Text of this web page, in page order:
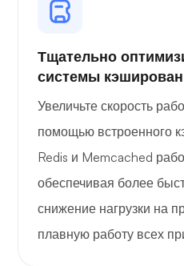
Графана
Тщательно
системы
Увеличьте скорость
помощью встроенного
Redis и Memcached
обеспечивая более
снижение нагрузки на
плавную работу всех